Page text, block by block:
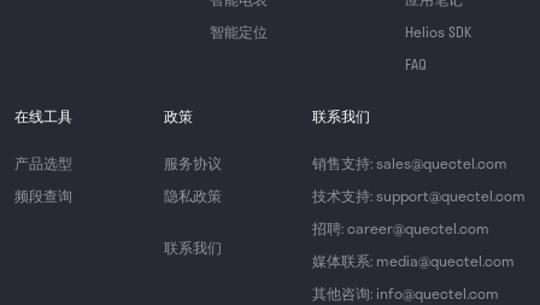
智能定位
Helios SDK
FAQ
在线工具
产品选型
频段查询
政策
服务协议
隐私政策
联系我们
联系我们
销售支持: sales@quectel.com
技术支持: support@quectel.com
招聘: career@quectel.com
媒体联系: media@quectel.com
其他咨询: info@quectel.com